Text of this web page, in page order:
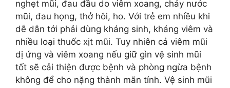
nghẹt mũi, đau đầu do viêm xoang, chảy nước
mũi, đau họng, thở hôi, ho. Với trẻ em nhiều khi
dễ dẫn tới phải dùng kháng sinh, kháng viêm và
nhiều loại thuốc xịt mũi. Tuy nhiên cả viêm mũi
dị ứng và viêm xoang nếu giữ gìn vệ sinh mũi
tốt sẽ cải thiện được bệnh và phòng ngừa bệnh
không để cho nặng thành mãn tính. Vệ sinh mũi